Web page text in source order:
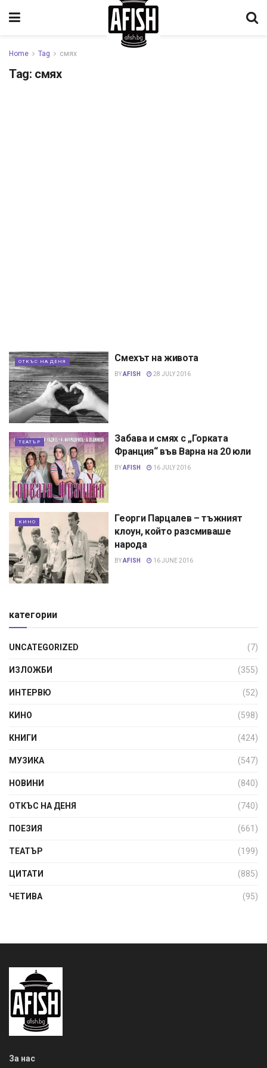
Home Tag смях
Tag: смях
ОТКЪС НА ДЕНЯ Смехът на живота
BYAFISH 28 JULY 2016
ТЕАТЪР
Забава и смях с „Горката
Франция“ във Варна на 20 юли
BYAFISH 16 JULY 2016
КИНО
Георги Парцалев – тъжният
клоун, който разсмиваше
народа
BYAFISH 16 JUNE 2016
категории
UNCATEGORIZED (7)
ИЗЛОЖБИ (355)
ИНТЕРВЮ (52)
КИНО (598)
КНИГИ (424)
МУЗИКА (547)
НОВИНИ (840)
ОТКЪС НА ДЕНЯ (740)
ПОЕЗИЯ (661)
ТЕАТЪР (199)
ЦИТАТИ (885)
ЧЕТИВА (95)
За нас